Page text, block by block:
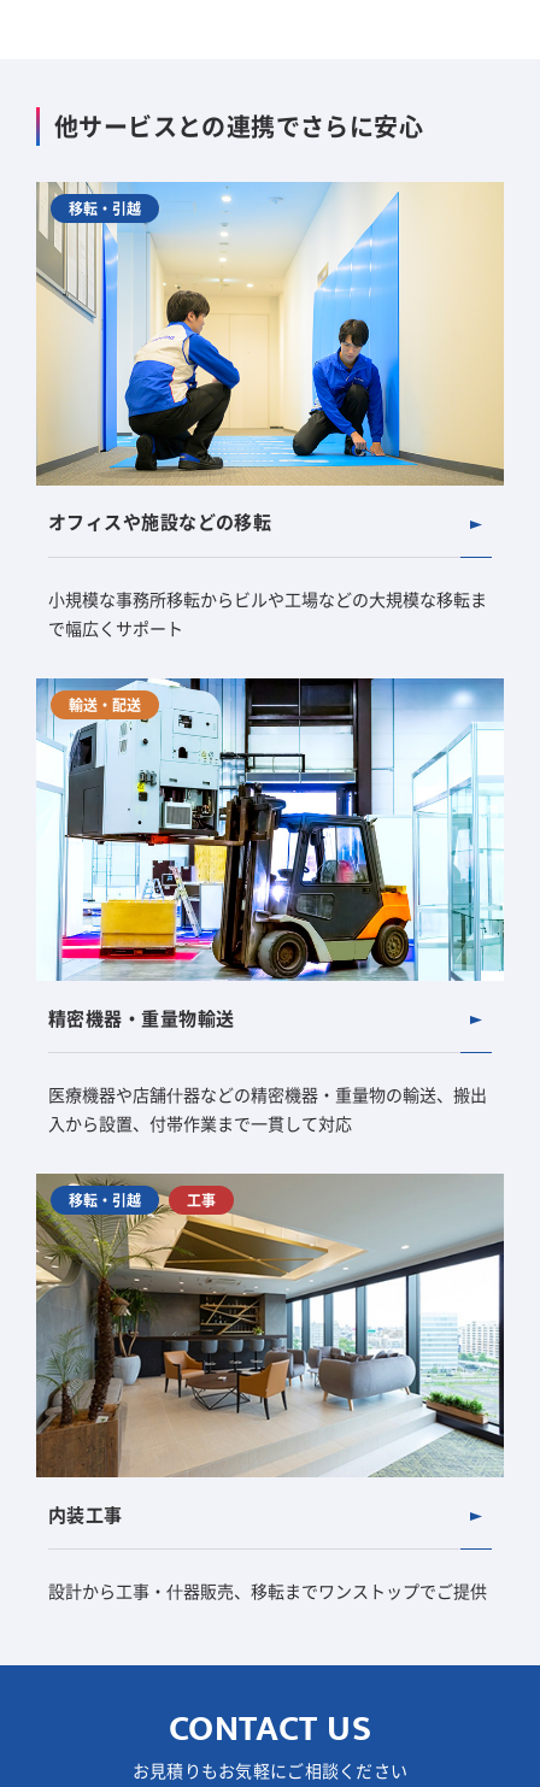
他サービスとの連携でさらに安心
移転・引越
オフィスや施設などの移転
小規模な事務所移転からビルや工場などの大規模な移転ま
で幅広くサポート
輸送・配送
精密機器・重量物輸送
医療機器や店舗什器などの精密機器・重量物の輸送、搬出
入から設置、付帯作業まで一貫して対応
移転・引越 工事
内装工事
設計から工事・什器販売、移転までワンストップでご提供
CONTACT US
お見積りもお気軽にご相談ください